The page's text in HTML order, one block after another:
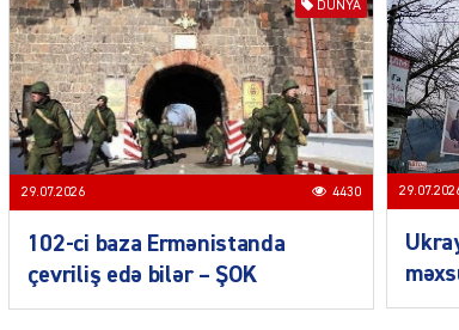
DÜNYA
29.07.2026 4430
102-ci baza Ermənistanda
çevriliş edə bilər – ŞOK